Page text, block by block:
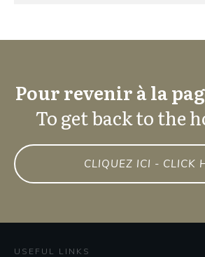
Pour revenir à la
To get back to the
CLIQUEZ ICI - CLICK
USEFUL LINKS